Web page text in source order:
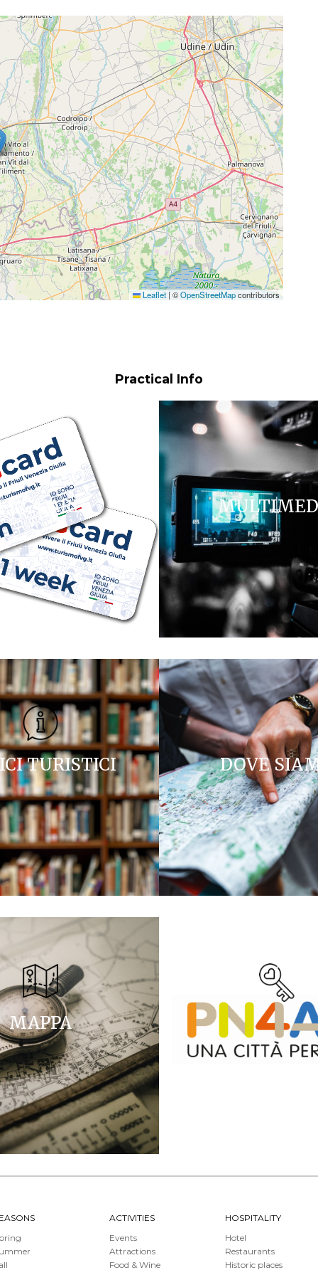
Leaflet |©OpenStreetMapcontributors
Practical Info
CARD
TURISTICI DOVE
MAPPA
ACTIVITIES
Events
Attractions
Food & Wine
HOSPITALITY
Hotel
Restaurants
Historic places